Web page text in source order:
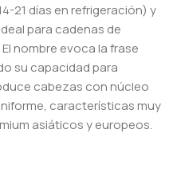
21 días en refrigeración) y
para cadenas de
nombre evoca la frase
su capacidad para
cabezas con núcleo
características muy
asiáticos y europeos.